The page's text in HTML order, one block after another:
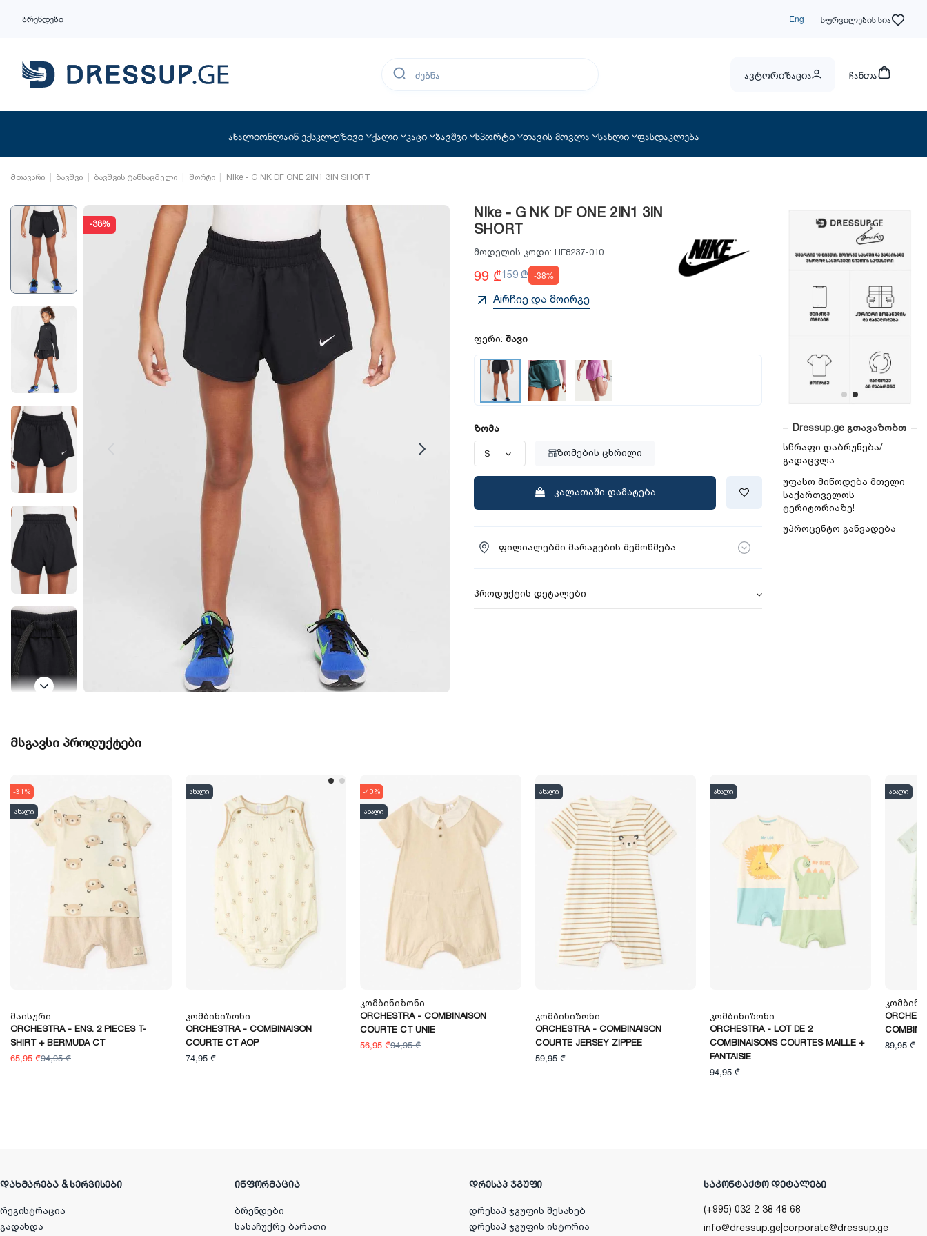
ბრენდები Eng სურვილების სია
ავტორიზაცია ჩანთა
ახალიონლაინ ექსკლუზივი ქალი კაცი ბავშვი სპორტი თავის მოვლა სახლი ფასდაკლება
მთავარი ბავშვი ბავშვის ტანსაცმელი შორტი NIke - G NK DF ONE 2IN1 3IN SHORT
-38%
NIke - G NK DF ONE 2IN1 3IN
SHORT
მოდელის კოდი: HF8237-010
99 ₾159 ₾ -38%
Aiრჩიე და მოირგე
ფერი: შავი
ზომა
ზომების ცხრილი
კალათაში დამატება
ფილიალებში მარაგების შემოწმება
პროდუქტის დეტალები
Dressup.ge გთავაზობთ
სწრაფი დაბრუნება/
გადაცვლა
უფასო მიწოდება მთელი
საქართველოს
ტერიტორიაზე!
უპროცენტო განვადება
მსგავსი პროდუქტები
-31%
ახალი
Მაისური
ORCHESTRA - ENS. 2 PIECES T-
SHIRT + BERMUDA CT
65,95 ₾94,95 ₾
ახალი
Კომბინიზონი
ORCHESTRA - COMBINAISON
COURTE CT AOP
74,95 ₾
-40%
ახალი
Კომბინიზონი
ORCHESTRA - COMBINAISON
COURTE CT UNIE
56,95 ₾94,95 ₾
ახალი
Კომბინიზონი
ORCHESTRA - COMBINAISON
COURTE JERSEY ZIPPEE
59,95 ₾
ახალი
Კომბინიზონი
ORCHESTRA - LOT DE 2
COMBINAISONS COURTES MAILLE +
FANTAISIE
94,95 ₾
ახალი
89,95 ₾
ᲓᲐᲮᲛᲐᲠᲔᲑᲐ & ᲡᲔᲠᲕᲘᲡᲔᲑᲘ
რეგისტრაცია
გადახდა
ᲘᲜᲤᲝᲠᲛᲐᲪᲘᲐ
ბრენდები
სასაჩუქრე ბარათი
ᲓᲠᲔᲡᲐᲞ ᲯᲒᲣᲤᲘ
დრესაპ ჯგუფის შესახებ
დრესაპ ჯგუფის ისტორია
ᲡᲐᲙᲝᲜᲢᲐᲥᲢᲝ ᲓᲔᲢᲐᲚᲔᲑᲘ
(+995) 032 2 38 48 68
info@dressup.gecorporate@dressup.ge